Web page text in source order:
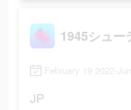
February 19 2022-
JP